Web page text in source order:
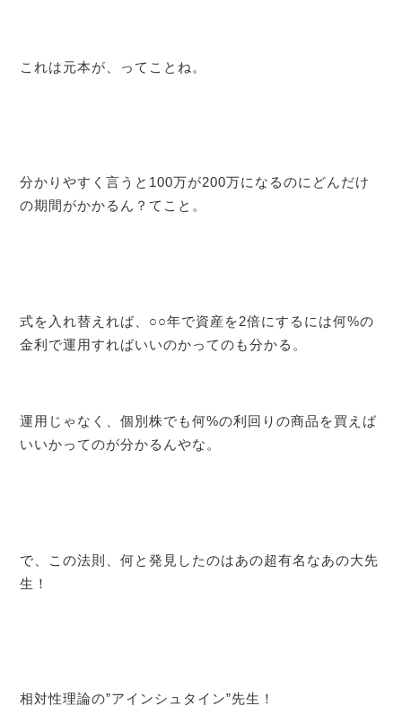
これは元本が、ってことね。
分かりやすく言うと100万が200万になるのにどんだけ
の期間がかかるん？てこと。
式を入れ替えれば、○○年で資産を2倍にするには何%の
金利で運用すればいいのかってのも分かる。
運用じゃなく、個別株でも何%の利回りの商品を買えば
いいかってのが分かるんやな。
で、この法則、何と発見したのはあの超有名なあの大先
生！
相対性理論の”アインシュタイン”先生！